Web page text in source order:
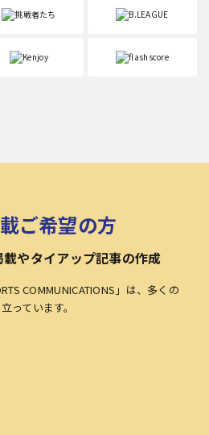
ご希望の方
やタイアップ記事の作成
COMMUNICATIONS」は、多くの
っています。